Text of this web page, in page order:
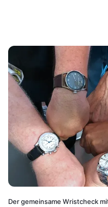
Der gemeinsame Wristcheck